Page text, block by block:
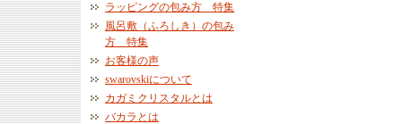
ラッピングの包み方 特集
風呂敷（ふろしき）の包み
方 特集
お客様の声
swarovskiについて
カガミクリスタルとは
バカラとは